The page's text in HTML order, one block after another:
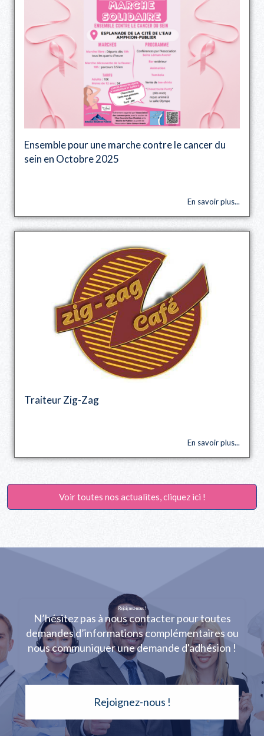
Ensemble pour une marche contre le cancer du
sein en Octobre 2025
En savoir plus...
Traiteur Zig-Zag
En savoir plus...
Voir toutes nos actualites, cliquez ici !
Rejoignez-nous !
N’hésitez pas à nous contacter pour toutes
demandes d’informations complémentaires ou
nous communiquer une demande d'adhésion !
Rejoignez-nous !